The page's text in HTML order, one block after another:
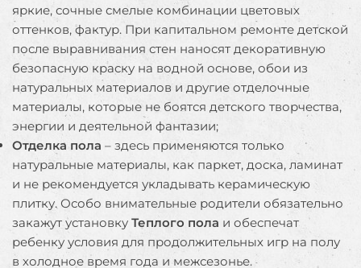
яркие, сочные смелые комбинации цветовых
оттенков, фактур. При капитальном ремонте детской
после выравнивания стен наносят декоративную
безопасную краску на водной основе, обои из
натуральных материалов и другие отделочные
материалы, которые не боятся детского творчества,
энергии и деятельной фантазии;
Отделка пола – здесь применяются только
натуральные материалы, как паркет, доска, ламинат
и не рекомендуется укладывать керамическую
плитку. Особо внимательные родители обязательно
закажут установку Теплого пола и обеспечат
ребенку условия для продолжительных игр на полу
в холодное время года и межсезонье.